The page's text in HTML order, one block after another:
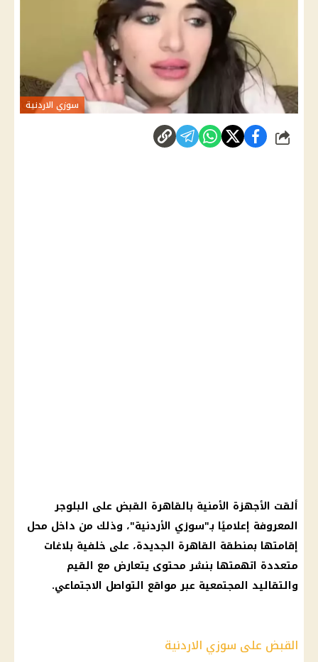
سوزي الاردنية
شارك
ألقت الأجهزة الأمنية بالقاهرة القبض على البلوجر
المعروفة إعلاميًا بـ"سوزي الأردنية"، وذلك من داخل محل
إقامتها بمنطقة القاهرة الجديدة، على خلفية بلاغات
متعددة اتهمتها بنشر محتوى يتعارض مع القيم
والتقاليد المجتمعية عبر مواقع التواصل الاجتماعي.
القبض على سوزي الاردنية